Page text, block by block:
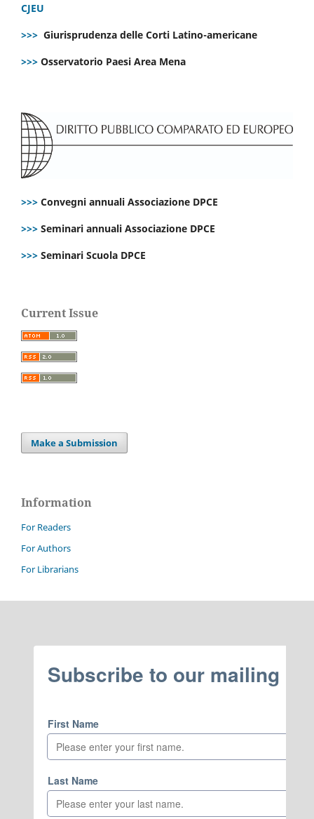
CJEU
>>> Giurisprudenza delle Corti Latino-americane
>>> Osservatorio Paesi Area Mena
>>> Convegni annuali Associazione DPCE
>>> Seminari annuali Associazione DPCE
>>> Seminari Scuola DPCE
Current Issue
Make a Submission
Information
For Readers
For Authors
For Librarians